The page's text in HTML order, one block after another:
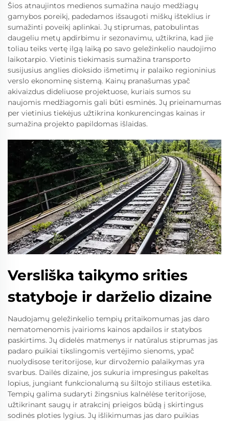
Šios atnaujintos medienos sumažina naujo medžiagų
gamybos poreikį, padedamos išsaugoti miškų išteklius ir
sumažinti poveikį aplinkai. Jų stiprumas, patobulintas
daugeliu metų apdirbimu ir sezonavimu, užtikrina, kad jie
toliau teiks vertę ilgą laiką po savo geležinkelio naudojimo
laikotarpio. Vietinis tiekimasis sumažina transporto
susijusius anglies dioksido išmetimų ir palaiko regioninius
verslo ekonominę sistemą. Kainų pranašumas ypač
akivaizdus dideliuose projektuose, kuriais sumos su
naujomis medžiagomis gali būti esminės. Jų prieinamumas
per vietinius tiekėjus užtikrina konkurencingas kainas ir
sumažina projekto papildomas išlaidas.
Versliška taikymo srities
statyboje ir darželio dizaine
Naudojamų geležinkelio tempių pritaikomumas jas daro
nematomenomis įvairioms kainos apdailos ir statybos
paskirtims. Jų didelės matmenys ir natūralus stiprumas jas
padaro puikiai tikslingomis vertėjimo sienoms, ypač
nuolydisose teritorijose, kur dirvožemio palaikymas yra
svarbus. Dailės dizaine, jos sukuria impresingus pakeltas
lopius, jungiant funkcionalumą su šiltojo stiliaus estetika.
Tempių galima sudaryti žingsnius kalnėlėse teritorijose,
užtikrinant saugų ir atrakcinį prieigos būdą į skirtingus
sodinės ploties lygius. Jų išlikimumas jas daro puikias